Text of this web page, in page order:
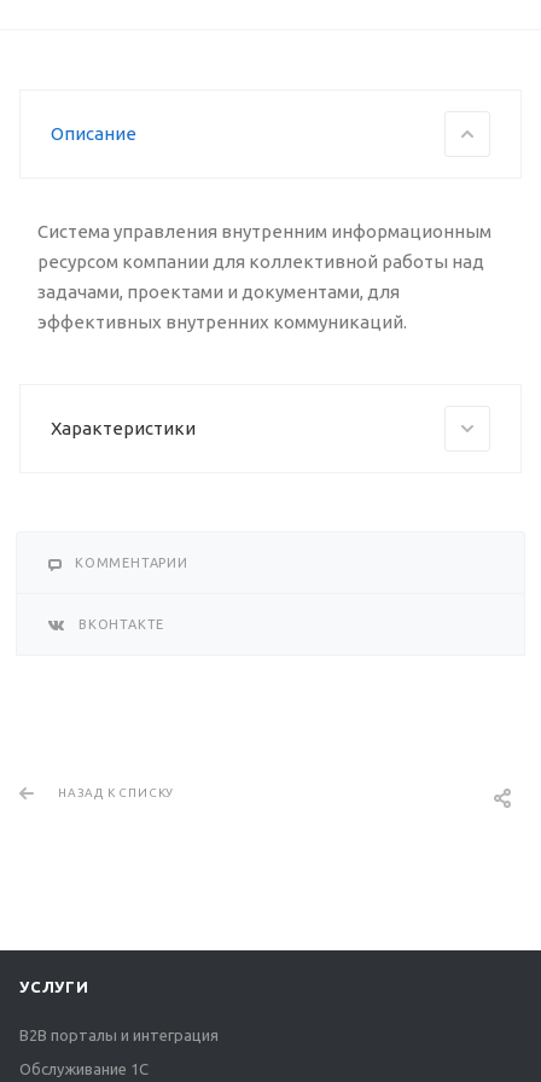
Описание
Система управления внутренним информационным
ресурсом компании для коллективной работы над
задачами, проектами и документами, для
эффективных внутренних коммуникаций.
Характеристики
КОММЕНТАРИИ
ВКОНТАКТЕ
НАЗАД К СПИСКУ
УСЛУГИ
B2B порталы и интеграция
Обслуживание 1С